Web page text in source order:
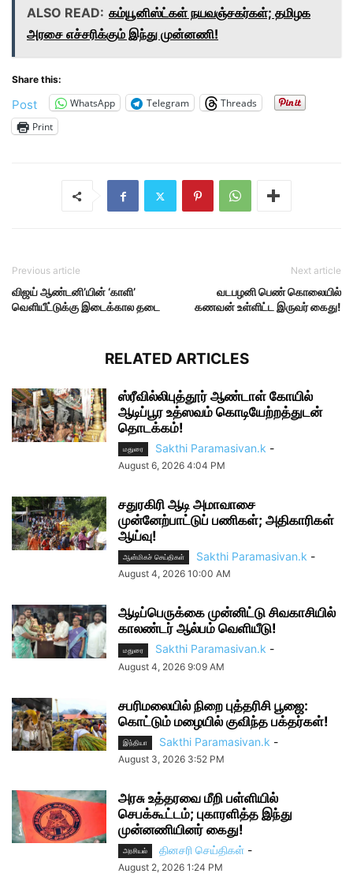
ALSO READ: கம்யூனிஸ்ட்கள் நயவஞ்சகர்கள்; தமிழக
அரசை எச்சரிக்கும் இந்து முன்னணி!
Share this:
Post WhatsApp Telegram
Threads
Print
Previous article
விஜய் ஆண்டனி’யின் ‘காளி’
வெளியீட்டுக்கு இடைக்கால தடை
Next article
வடபழனி பெண் கொலையில்
கணவன் உள்ளிட்ட இருவர் கைது!
RELATED ARTICLES
ஸ்ரீவில்லிபுத்தூர் ஆண்டாள் கோயில்
ஆடிப்பூர உத்ஸவம் கொடியேற்றத்துடன்
தொடக்கம்!
மதுரை Sakthi Paramasivan.k -
August 6, 2026 4:04 PM
சதுரகிரி ஆடி அமாவாசை
முன்னேற்பாட்டுப் பணிகள்; அதிகாரிகள்
ஆய்வு!
ஆன்மிகச் செய்திகள் Sakthi Paramasivan.k -
August 4, 2026 10:00 AM
ஆடிப்பெருக்கை முன்னிட்டு சிவகாசியில்
காலண்டர் ஆல்பம் வெளியீடு!
மதுரை Sakthi Paramasivan.k -
August 4, 2026 9:09 AM
சபரிமலையில் நிறை புத்தரிசி பூஜை:
கொட்டும் மழையில் குவிந்த பக்தர்கள்!
இந்தியா Sakthi Paramasivan.k -
August 3, 2026 3:52 PM
அரசு உத்தரவை மீறி பள்ளியில்
செபக்கூட்டம்; புகாரளித்த இந்து
முன்னணியினர் கைது!
அரசியல் தினசரி செய்திகள் -
August 2, 2026 1:24 PM